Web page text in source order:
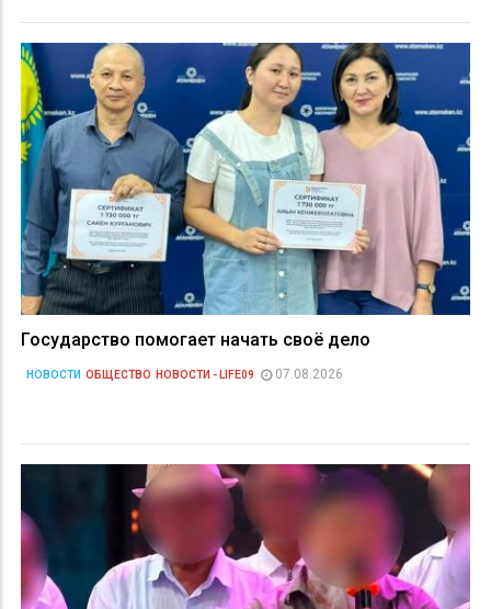
Государство помогает начать своё дело
НОВОСТИ ОБЩЕСТВО НОВОСТИ - LIFE09 07.08.2026